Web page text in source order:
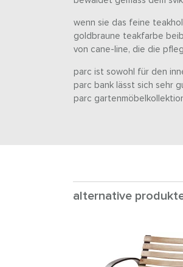
wenn sie das feine
goldbraune teakfarbe
von cane-line, die die
parc ist sowohl für den
parc bank lässt sich sehr
parc
alternative